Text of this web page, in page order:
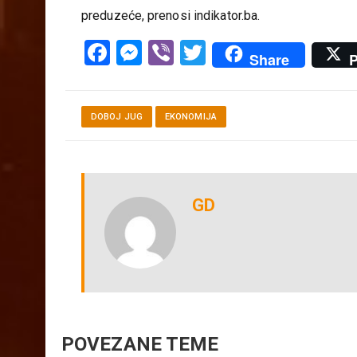
preduzeće, prenosi indikator.ba.
Facebook
Messenger
ViberTwitter
Share
DOBOJ JUG EKONOMIJA
GD
POVEZANE TEME